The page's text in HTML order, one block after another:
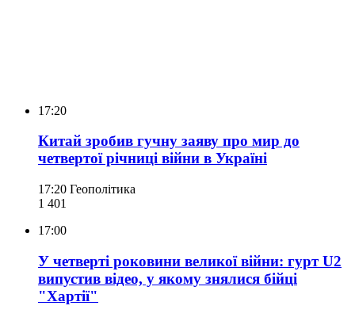
17:20
Китай зробив гучну заяву про мир до
четвертої річниці війни в Україні
17:20 Геополітика
1 401
17:00
У четверті роковини великої війни: гурт U2
випустив відео, у якому знялися бійці
"Хартії"